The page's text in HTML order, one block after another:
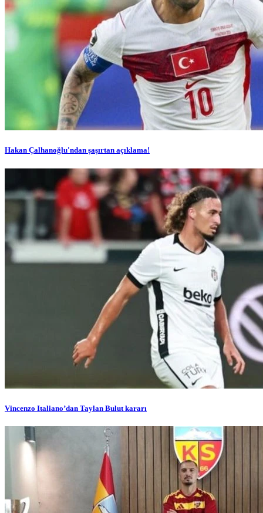
Hakan Çalhanoğlu'ndan şaşırtan açıklama!
Vincenzo Italiano’dan Taylan Bulut kararı